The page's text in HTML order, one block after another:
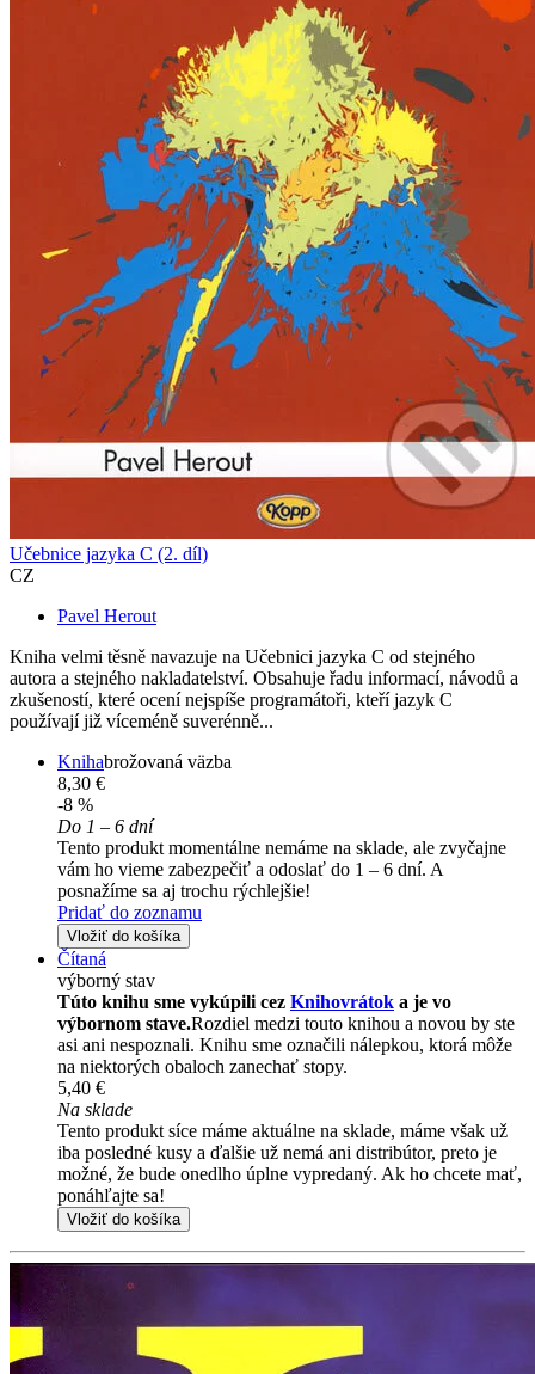
Učebnice jazyka C (2. díl)
CZ
Pavel Herout
Kniha velmi těsně navazuje na Učebnici jazyka C od stejného
autora a stejného nakladatelství. Obsahuje řadu informací, návodů a
zkušeností, které ocení nejspíše programátoři, kteří jazyk C
používají již víceméně suverénně...
Knihabrožovaná väzba
8,30 €
-8 %
Do 1 – 6 dní
Tento produkt momentálne nemáme na sklade, ale zvyčajne
vám ho vieme zabezpečiť a odoslať do 1 – 6 dní. A
posnažíme sa aj trochu rýchlejšie!
Pridať do zoznamu
Vložiť do košíka
Čítaná
výborný stav
Túto knihu sme vykúpili cez Knihovrátok a je vo
výbornom stave.Rozdiel medzi touto knihou a novou by ste
asi ani nespoznali. Knihu sme označili nálepkou, ktorá môže
na niektorých obaloch zanechať stopy.
5,40 €
Na sklade
Tento produkt síce máme aktuálne na sklade, máme však už
iba posledné kusy a ďalšie už nemá ani distribútor, preto je
možné, že bude onedlho úplne vypredaný. Ak ho chcete mať,
ponáhľajte sa!
Vložiť do košíka